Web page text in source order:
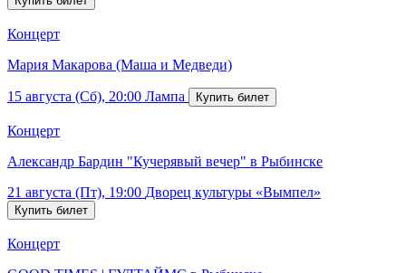
Концерт
Мария Макарова (Маша и Медведи)
15 августа (Сб), 20:00 Лампа
Концерт
Александр Бардин "Кучерявый вечер" в Рыбинске
21 августа (Пт), 19:00 Дворец культуры «Вымпел»
Концерт